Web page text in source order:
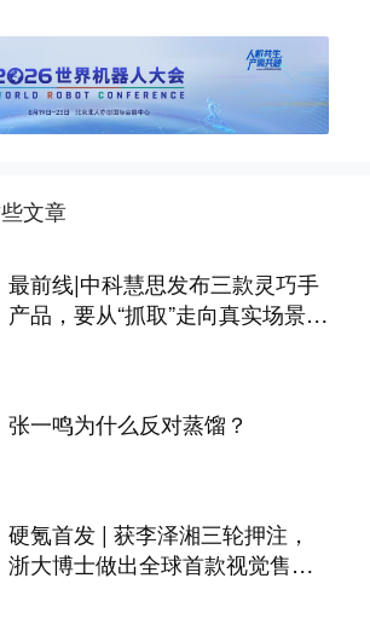
文章
最前线|中科慧思发布三款灵巧手
产品，要从“抓取”走向真实场景作
张一鸣为什么反对蒸馏？
硬氪首发 | 获李泽湘三轮押注，
浙大博士做出全球首款视觉售后